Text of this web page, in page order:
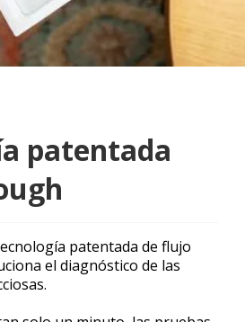
patentada
patentada de flujo
el diagnóstico de las